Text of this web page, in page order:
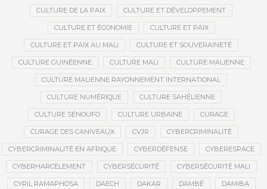
CULTURE DE LA PAIX CULTURE ET DÉVELOPPEMENT
CULTURE ET ÉCONOMIE CULTURE ET PAIX
CULTURE ET PAIX AU MALI CULTURE ET SOUVERAINETÉ
CULTURE GUINÉENNE CULTURE MALI CULTURE MALIENNE
CULTURE MALIENNE RAYONNEMENT INTERNATIONAL
CULTURE NUMÉRIQUE CULTURE SAHÉLIENNE
CULTURE SÉNOUFO CULTURE URBAINE CURAGE
CURAGE DES CANIVEAUX CVJR CYBERCRIMINALITÉ
CYBERCRIMINALITÉ EN AFRIQUE CYBERDÉFENSE CYBERESPACE
CYBERHARCÈLEMENT CYBERSÉCURITÉ CYBERSÉCURITÉ MALI
CYRIL RAMAPHOSA DAECH DAKAR DAMBÉ DAMIBA